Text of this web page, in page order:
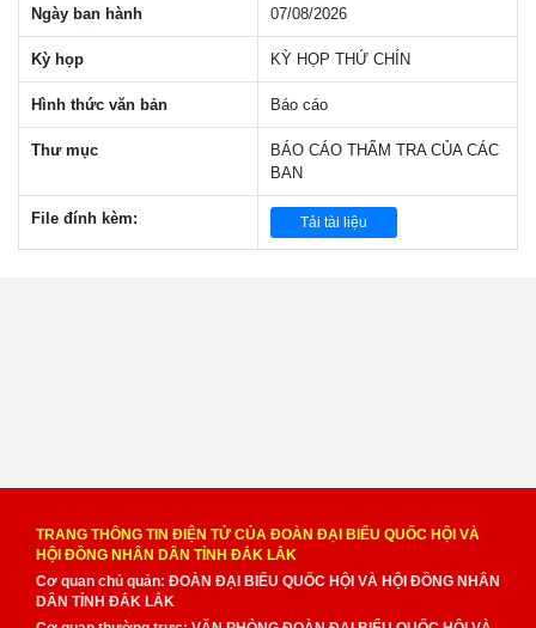
Ngày ban hành 07/08/2026
Kỳ họp KỲ HỌP THỨ CHÍN
Hình thức văn bản Báo cáo
Thư mục
BÁO CÁO THẨM TRA CỦA CÁC
BAN
File đính kèm: Tải tài liệu
TRANG THÔNG TIN ĐIỆN TỬ CỦA ĐOÀN ĐẠI BIỂU QUỐC HỘI VÀ
HỘI ĐỒNG NHÂN DÂN TỈNH ĐẮK LẮK
Cơ quan chủ quản: ĐOÀN ĐẠI BIỂU QUỐC HỘI VÀ HỘI ĐỒNG NHÂN
DÂN TỈNH ĐẮK LẮK